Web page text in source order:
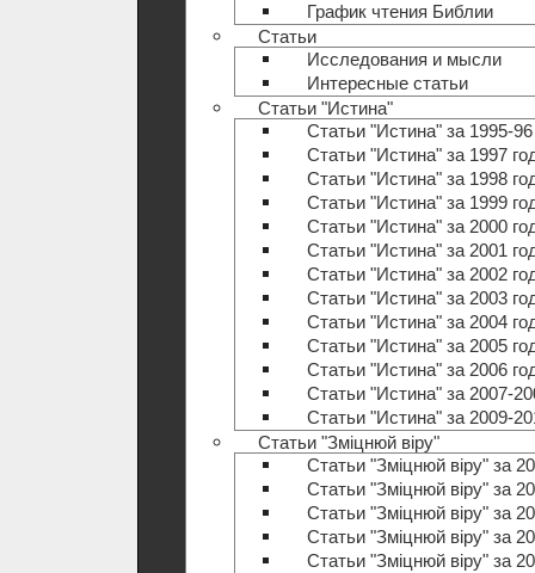
График чтения Библии
Статьи
Исследования и мысли
Интересные статьи
Статьи "Истина"
Статьи "Истина" за 1995-
Статьи "Истина" за 1997
Статьи "Истина" за 1998
Статьи "Истина" за 1999
Статьи "Истина" за 2000
Статьи "Истина" за 2001
Статьи "Истина" за 2002
Статьи "Истина" за 2003
Статьи "Истина" за 2004
Статьи "Истина" за 2005
Статьи "Истина" за 2006
Статьи "Истина" за 2007-
Статьи "Истина" за 2009-
Статьи "Зміцнюй віру"
Статьи "Зміцнюй віру" за
Статьи "Зміцнюй віру" за
Статьи "Зміцнюй віру" за
Статьи "Зміцнюй віру" за
Статьи "Зміцнюй віру" за